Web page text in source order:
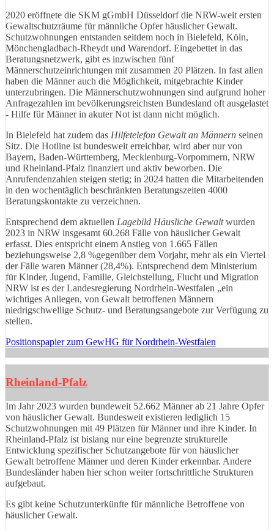
2020 eröffnete die SKM gGmbH Düsseldorf die NRW-weit ersten
Gewaltschutzräume für männliche Opfer häuslicher Gewalt.
Schutzwohnungen entstanden seitdem noch in Bielefeld, Köln,
Mönchengladbach-Rheydt und Warendorf. Eingebettet in das
Beratungsnetzwerk, gibt es inzwischen fünf
Männerschutzeinrichtungen mit zusammen 20 Plätzen. In fast allen
haben die Männer auch die Möglichkeit, mitgebrachte Kinder
unterzubringen. Die Männerschutzwohnungen sind aufgrund hoher
Anfragezahlen im bevölkerungsreichsten Bundesland oft ausgelastet
- Hilfe für Männer in akuter Not ist dann nicht möglich.
In Bielefeld hat zudem das Hilfetelefon Gewalt an Männern seinen
Sitz. Die Hotline ist bundesweit erreichbar, wird aber nur von
Bayern, Baden-Württemberg, Mecklenburg-Vorpommern, NRW
und Rheinland-Pfalz finanziert und aktiv beworben. Die
Anrufendenzahlen steigen stetig; in 2024 hatten die Mitarbeitenden
in den wochentäglich beschränkten Beratungszeiten 4000
Beratungskontakte zu verzeichnen.
Entsprechend dem aktuellen Lagebild Häusliche Gewaltwurden
2023 in NRW insgesamt 60.268 Fälle von häuslicher Gewalt
erfasst. Dies entspricht einem Anstieg von 1.665 Fällen
beziehungsweise 2,8 %gegenüber dem Vorjahr, mehr als ein Viertel
der Fälle waren Männer (28,4%). Entsprechend dem Ministerium
für Kinder, Jugend, Familie, Gleichstellung, Flucht und Migration
NRW ist es der Landesregierung Nordrhein-Westfalen „ein
wichtiges Anliegen, von Gewalt betroffenen Männern
niedrigschwellige Schutz- und Beratungsangebote zur Verfügung zu
stellen.
Positionspapier zum GewHG für Nordrhein-Westfalen
Rheinland-Pfalz
Im Jahr 2023 wurden bundeweit 52.662 Männer ab 21 Jahre Opfer
von häuslicher Gewalt. Bundesweit existieren lediglich 15
Schutzwohnungen mit 49 Plätzen für Männer und ihre Kinder. In
Rheinland-Pfalz ist bislang nur eine begrenzte strukturelle
Entwicklung spezifischer Schutzangebote für von häuslicher
Gewalt betroffene Männer und deren Kinder erkennbar. Andere
Bundesländer haben hier schon weiter fortschrittliche Strukturen
aufgebaut.
Es gibt keine Schutzunterkünfte für männliche Betroffene von
häuslicher Gewalt.